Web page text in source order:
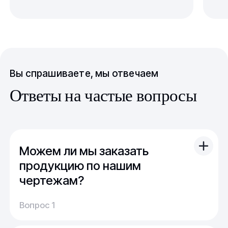
Вы спрашиваете, мы отвечаем
Ответы на частые вопросы
Можем ли мы заказать
продукцию по нашим
чертежам?
Вы можете отправить свой чертеж/проект
(в т.ч. примерный) с техническим заданием.
Вопрос 1